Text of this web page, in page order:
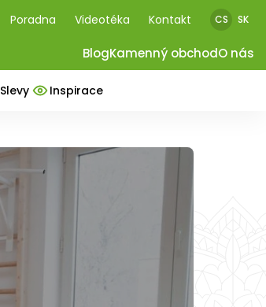
Poradna Videotéka Kontakt CS SK
BlogKamenný obchodO nás
Slevy Inspirace